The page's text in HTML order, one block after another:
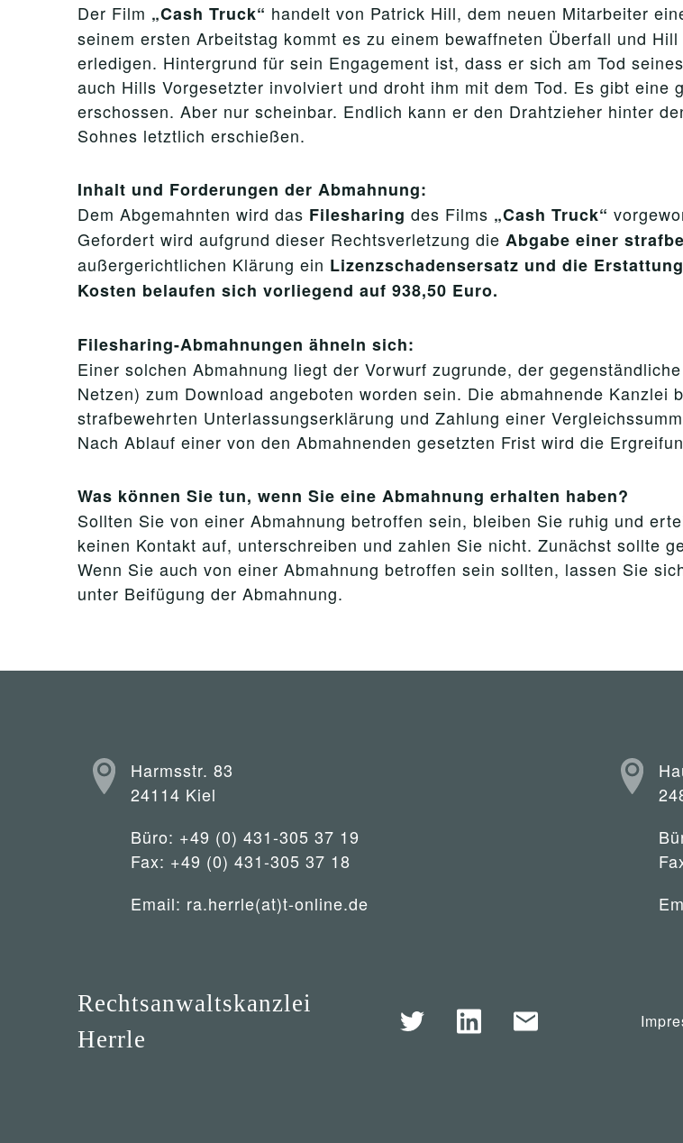
Der Film „Cash Truck“ handelt von Patrick Hill, dem neuen Mitarbeiter
seinem ersten Arbeitstag kommt es zu einem bewaffneten Überfall und
erledigen. Hintergrund für sein Engagement ist, dass er sich am Tod
auch Hills Vorgesetzter involviert und droht ihm mit dem Tod. Es gibt
erschossen. Aber nur scheinbar. Endlich kann er den Drahtzieher hinter
Sohnes letztlich erschießen.
Inhalt und Forderungen der Abmahnung:
Dem Abgemahnten wird das Filesharing des Films „Cash Truck“
Gefordert wird aufgrund dieser Rechtsverletzung die Abgabe einer
außergerichtlichen Klärung ein Lizenzschadensersatz und die
Kosten belaufen sich vorliegend auf 938,50 Euro.
Filesharing-Abmahnungen ähneln sich:
Einer solchen Abmahnung liegt der Vorwurf zugrunde, der
Netzen) zum Download angeboten worden sein. Die abmahnende
strafbewehrten Unterlassungserklärung und Zahlung einer
Nach Ablauf einer von den Abmahnenden gesetzten Frist wird die
Was können Sie tun, wenn Sie eine Abmahnung erhalten haben?
Sollten Sie von einer Abmahnung betroffen sein, bleiben Sie ruhig und
keinen Kontakt auf, unterschreiben und zahlen Sie nicht. Zunächst sollte
Wenn Sie auch von einer Abmahnung betroffen sein sollten, lassen Sie
unter Beifügung der Abmahnung.
Harmsstr. 83
24114 Kiel
Büro: +49 (0) 431-305 37 19
Fax: +49 (0) 431-305 37 18
Email: ra.herrle(at)t-online.de
Rechtsanwaltskanzlei
Herrle